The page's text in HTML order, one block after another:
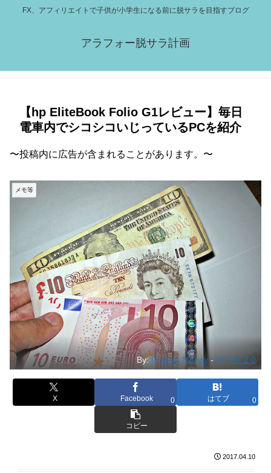
FX、アフィリエイトで子供が小学生になる前に脱サラを目指すブログ
アラフォー脱サラ計画
【hp EliteBook Folio G1レビュー】毎日
電車内でシコシコいじっているPCを紹介
〜投稿内に広告が含まれることがあります。〜
メモ等
By:Images Money -CC BY 2.0
X Facebook 0 はてブ 0
コピー
2017.04.10